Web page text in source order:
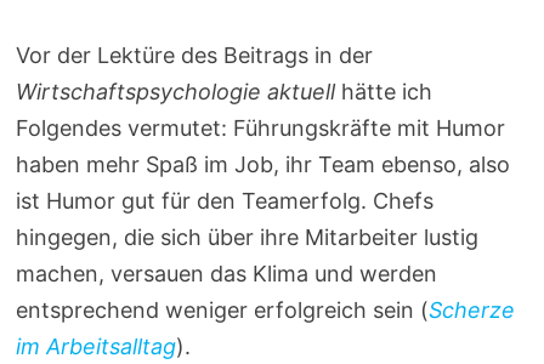
Vor der Lektüre des Beitrags in der
Wirtschaftspsychologie aktuellhätte ich
Folgendes vermutet: Führungskräfte mit Humor
haben mehr Spaß im Job, ihr Team ebenso, also
ist Humor gut für den Teamerfolg. Chefs
hingegen, die sich über ihre Mitarbeiter lustig
machen, versauen das Klima und werden
entsprechend weniger erfolgreich sein (Scherze
im Arbeitsalltag).